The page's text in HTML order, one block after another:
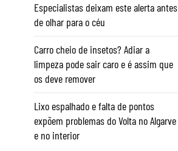
Especialistas deixam este alerta antes
de olhar para o céu
Carro cheio de insetos? Adiar a
limpeza pode sair caro e é assim que
os deve remover
Lixo espalhado e falta de pontos
expõem problemas do Volta no Algarve
e no interior